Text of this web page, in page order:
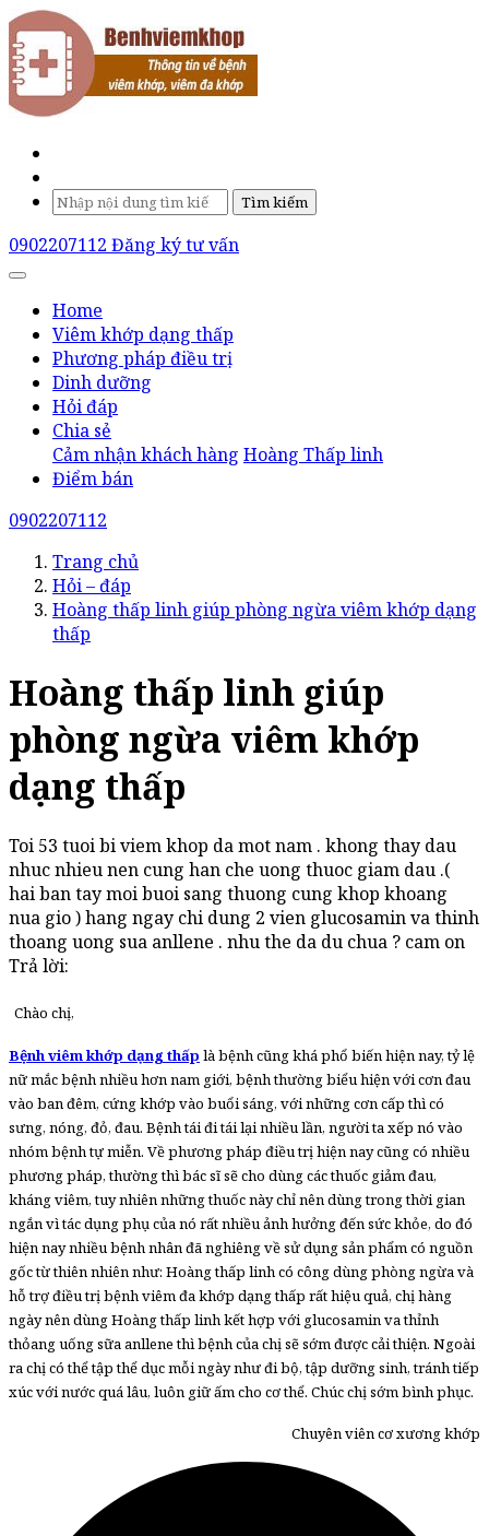
Tìm kiếm
0902207112 Đăng ký tư vấn
Home
Viêm khớp dạng thấp
Phương pháp điều trị
Dinh dưỡng
Hỏi đáp
Chia sẻ
Cảm nhận khách hàng Hoàng Thấp linh
Điểm bán
0902207112
Trang chủ
Hỏi – đáp
Hoàng thấp linh giúp phòng ngừa viêm khớp dạng
thấp
Hoàng thấp linh giúp
phòng ngừa viêm khớp
dạng thấp
Toi 53 tuoi bi viem khop da mot nam . khong thay dau
nhuc nhieu nen cung han che uong thuoc giam dau .(
hai ban tay moi buoi sang thuong cung khop khoang
nua gio ) hang ngay chi dung 2 vien glucosamin va thinh
thoang uong sua anllene . nhu the da du chua ? cam on
Trả lời:
Chào chị,
Bệnh viêm khớp dạng thấp là bệnh cũng khá phổ biến hiện nay, tỷ lệ
nữ mắc bệnh nhiều hơn nam giới, bệnh thường biểu hiện với cơn đau
vào ban đêm, cứng khớp vào buổi sáng, với những cơn cấp thì có
sưng, nóng, đỏ, đau. Bệnh tái đi tái lại nhiều lần, người ta xếp nó vào
nhóm bệnh tự miễn. Về phương pháp điều trị hiện nay cũng có nhiều
phương pháp, thường thì bác sĩ sẽ cho dùng các thuốc giảm đau,
kháng viêm, tuy nhiên những thuốc này chỉ nên dùng trong thời gian
ngắn vì tác dụng phụ của nó rất nhiều ảnh hưởng đến sức khỏe, do đó
hiện nay nhiều bệnh nhân đã nghiêng về sử dụng sản phẩm có nguồn
gốc từ thiên nhiên như: Hoàng thấp linh có công dùng phòng ngừa và
hỗ trợ điều trị bệnh viêm đa khớp dạng thấp rất hiệu quả, chị hàng
ngày nên dùng Hoàng thấp linh kết hợp với glucosamin va thỉnh
thỏang uống sữa anllene thì bệnh của chị sẽ sớm được cải thiện. Ngoài
ra chị có thể tập thể dục mỗi ngày như đi bộ, tập dưỡng sinh, tránh tiếp
xúc với nước quá lâu, luôn giữ ấm cho cơ thể. Chúc chị sớm bình phục.
Chuyên viên cơ xương khớp